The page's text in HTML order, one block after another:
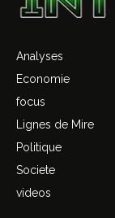
Analyses
Economie
focus
Lignes de Mire
Politique
Societe
videos